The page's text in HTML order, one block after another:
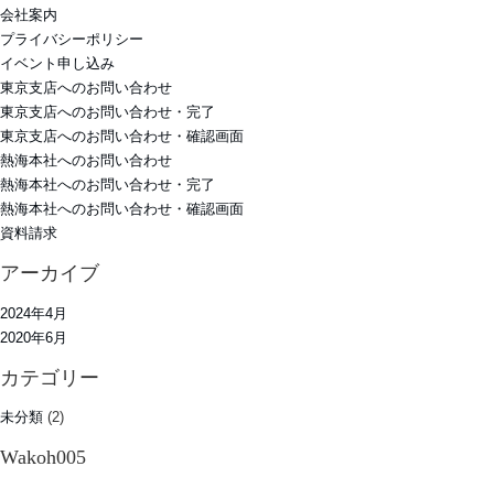
会社案内
プライバシーポリシー
イベント申し込み
東京支店へのお問い合わせ
東京支店へのお問い合わせ・完了
東京支店へのお問い合わせ・確認画面
熱海本社へのお問い合わせ
熱海本社へのお問い合わせ・完了
熱海本社へのお問い合わせ・確認画面
資料請求
アーカイブ
2024年4月
2020年6月
カテゴリー
未分類 (2)
Wakoh005